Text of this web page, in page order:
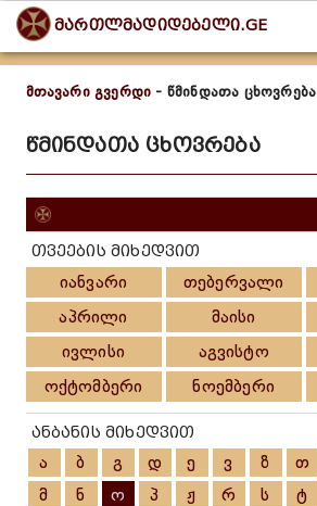
მართლმადიდებელი.GE
მთავარი გვერდი - წმინდათა ცხოვრება
წმინდათა ცხოვრება
თვეების მიხედვით
იანვარი თებერვალი
აპრილი
მაისი
ივლისი
აგვისტო
ოქტომბერი
ნოემბერი
ანბანის მიხედვით
ა ბ გ დ ე ვ ზ თ
მ
ნ ო პ ჟ რ ს ტ